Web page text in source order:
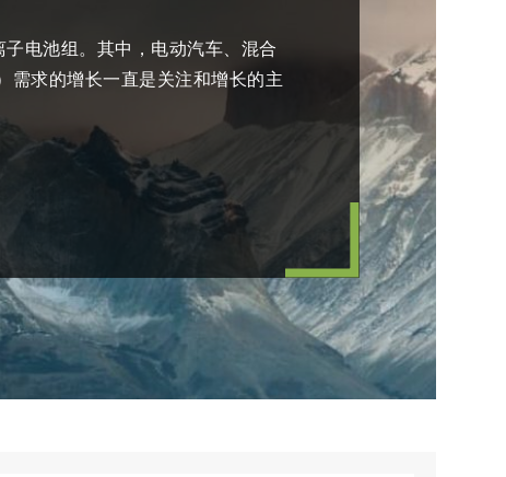
电池组。其中，电动汽车、混合
需求的增长一直是关注和增长的主